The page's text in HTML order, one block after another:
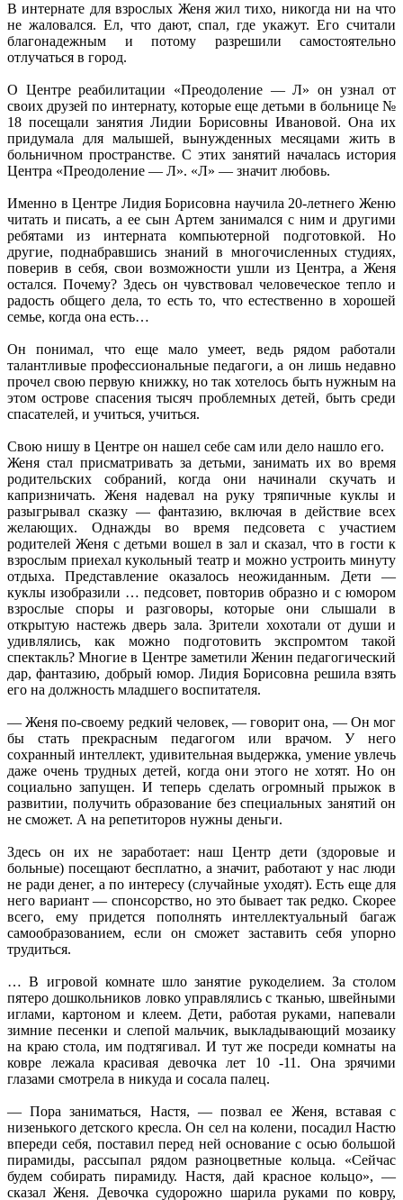
В интернате для взрослых Женя жил тихо, никогда ни на что
не жаловался. Ел, что дают, спал, где укажут. Его считали
благонадежным и потому разрешили самостоятельно
отлучаться в город.
О Центре реабилитации «Преодоление — Л» он узнал от
своих друзей по интернату, которые еще детьми в больнице №
18 посещали занятия Лидии Борисовны Ивановой. Она их
придумала для малышей, вынужденных месяцами жить в
больничном пространстве. С этих занятий началась история
Центра «Преодоление — Л». «Л» — значит любовь.
Именно в Центре Лидия Борисовна научила 20-летнего Женю
читать и писать, а ее сын Артем занимался с ним и другими
ребятами из интерната компьютерной подготовкой. Но
другие, поднабравшись знаний в многочисленных студиях,
поверив в себя, свои возможности ушли из Центра, а Женя
остался. Почему? Здесь он чувствовал человеческое тепло и
радость общего дела, то есть то, что естественно в хорошей
семье, когда она есть…
Он понимал, что еще мало умеет, ведь рядом работали
талантливые профессиональные педагоги, а он лишь недавно
прочел свою первую книжку, но так хотелось быть нужным на
этом острове спасения тысяч проблемных детей, быть среди
спасателей, и учиться, учиться.
Свою нишу в Центре он нашел себе сам или дело нашло его.
Женя стал присматривать за детьми, занимать их во время
родительских собраний, когда они начинали скучать и
капризничать. Женя надевал на руку тряпичные куклы и
разыгрывал сказку — фантазию, включая в действие всех
желающих. Однажды во время педсовета с участием
родителей Женя с детьми вошел в зал и сказал, что в гости к
взрослым приехал кукольный театр и можно устроить минуту
отдыха. Представление оказалось неожиданным. Дети —
куклы изобразили … педсовет, повторив образно и с юмором
взрослые споры и разговоры, которые они слышали в
открытую настежь дверь зала. Зрители хохотали от души и
удивлялись, как можно подготовить экспромтом такой
спектакль? Многие в Центре заметили Женин педагогический
дар, фантазию, добрый юмор. Лидия Борисовна решила взять
его на должность младшего воспитателя.
— Женя по-своему редкий человек, — говорит она, — Он мог
бы стать прекрасным педагогом или врачом. У него
сохранный интеллект, удивительная выдержка, умение увлечь
даже очень трудных детей, когда они этого не хотят. Но он
социально запущен. И теперь сделать огромный прыжок в
развитии, получить образование без специальных занятий он
не сможет. А на репетиторов нужны деньги.
Здесь он их не заработает: наш Центр дети (здоровые и
больные) посещают бесплатно, а значит, работают у нас люди
не ради денег, а по интересу (случайные уходят). Есть еще для
него вариант — спонсорство, но это бывает так редко. Скорее
всего, ему придется пополнять интеллектуальный багаж
самообразованием, если он сможет заставить себя упорно
трудиться.
… В игровой комнате шло занятие рукоделием. За столом
пятеро дошкольников ловко управлялись с тканью, швейными
иглами, картоном и клеем. Дети, работая руками, напевали
зимние песенки и слепой мальчик, выкладывающий мозаику
на краю стола, им подтягивал. И тут же посреди комнаты на
ковре лежала красивая девочка лет 10 -11. Она зрячими
глазами смотрела в никуда и сосала палец.
— Пора заниматься, Настя, — позвал ее Женя, вставая с
низенького детского кресла. Он сел на колени, посадил Настю
впереди себя, поставил перед ней основание с осью большой
пирамиды, рассыпал рядом разноцветные кольца. «Сейчас
будем собирать пирамиду. Настя, дай красное кольцо», —
сказал Женя. Девочка судорожно шарила руками по ковру,